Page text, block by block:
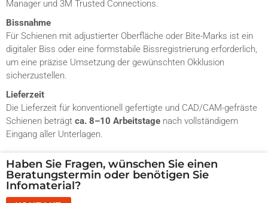
Manager und 3M Trusted Connections.
Bissnahme
Für Schienen mit adjustierter Oberfläche oder Bite-Marks ist ein
digitaler Biss oder eine formstabile Bissregistrierung erforderlich,
um eine präzise Umsetzung der gewünschten Okklusion
sicherzustellen.
Lieferzeit
Die Lieferzeit für konventionell gefertigte und CAD/CAM-gefräste
Schienen beträgt ca. 8–10 Arbeitstage nach vollständigem
Eingang aller Unterlagen.
Haben Sie Fragen, wünschen Sie einen
Beratungstermin oder benötigen Sie
Infomaterial?